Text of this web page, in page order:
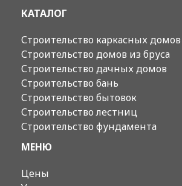
КАТАЛОГ
Строительство каркасных домов
Строительство домов из бруса
Строительство дачных домов
Строительство бань
Строительство бытовок
Строительство лестниц
Строительство фундамента
МЕНЮ
Цены